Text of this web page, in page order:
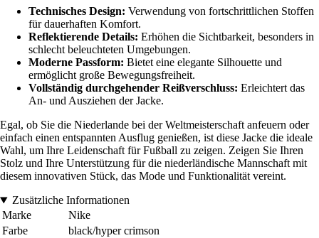
Technisches Design: Verwendung von fortschrittlichen Stoffen
für dauerhaften Komfort.
Reflektierende Details: Erhöhen die Sichtbarkeit, besonders in
schlecht beleuchteten Umgebungen.
Moderne Passform: Bietet eine elegante Silhouette und
ermöglicht große Bewegungsfreiheit.
Vollständig durchgehender Reißverschluss: Erleichtert das
An- und Ausziehen der Jacke.
Egal, ob Sie die Niederlande bei der Weltmeisterschaft anfeuern oder
einfach einen entspannten Ausflug genießen, ist diese Jacke die ideale
Wahl, um Ihre Leidenschaft für Fußball zu zeigen. Zeigen Sie Ihren
Stolz und Ihre Unterstützung für die niederländische Mannschaft mit
diesem innovativen Stück, das Mode und Funktionalität vereint.
Zusätzliche Informationen
Marke
Nike
Farbe
black/hyper crimson